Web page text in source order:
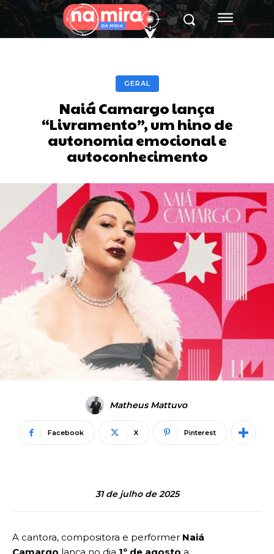
GERAL
Naiá Camargo lança
“Livramento”, um hino de
autonomia emocional e
autoconhecimento
Matheus Mattuvo
Facebook X Pinterest
31 de julho de 2025
A cantora, compositora e performer Naiá